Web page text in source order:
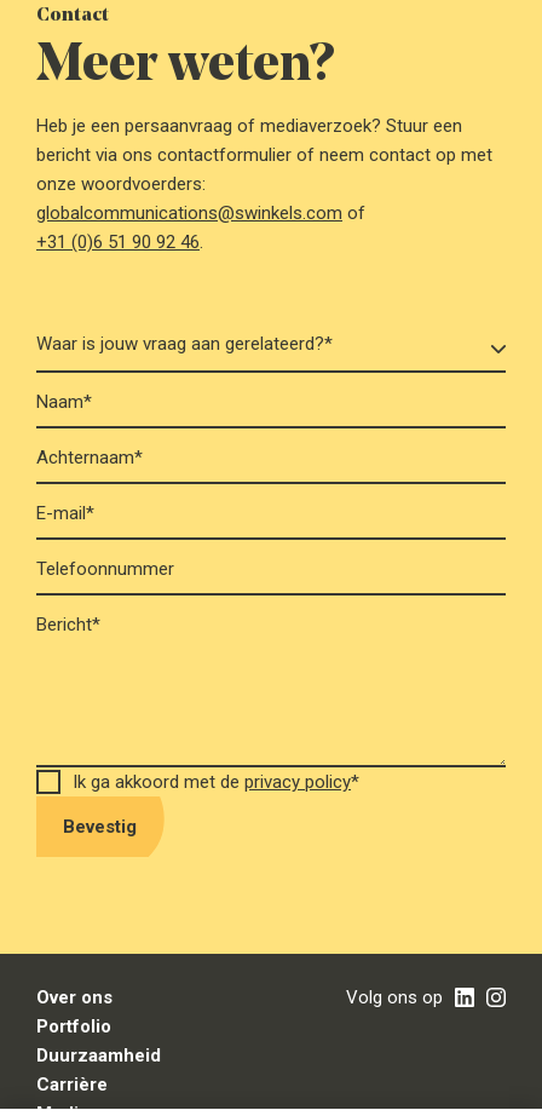
Contact
Meer weten?
Heb je een persaanvraag of mediaverzoek? Stuur een
bericht via ons contactformulier of neem contact op met
onze woordvoerders:
globalcommunications@swinkels.com of
+31 (0)6 51 90 92 46.
Naam*
Achternaam*
E-mail*
Telefoonnummer
Bericht*
Ik ga akkoord met de privacy policy*
Bevestig
Over ons
Portfolio
Duurzaamheid
Carrière
Volg ons op